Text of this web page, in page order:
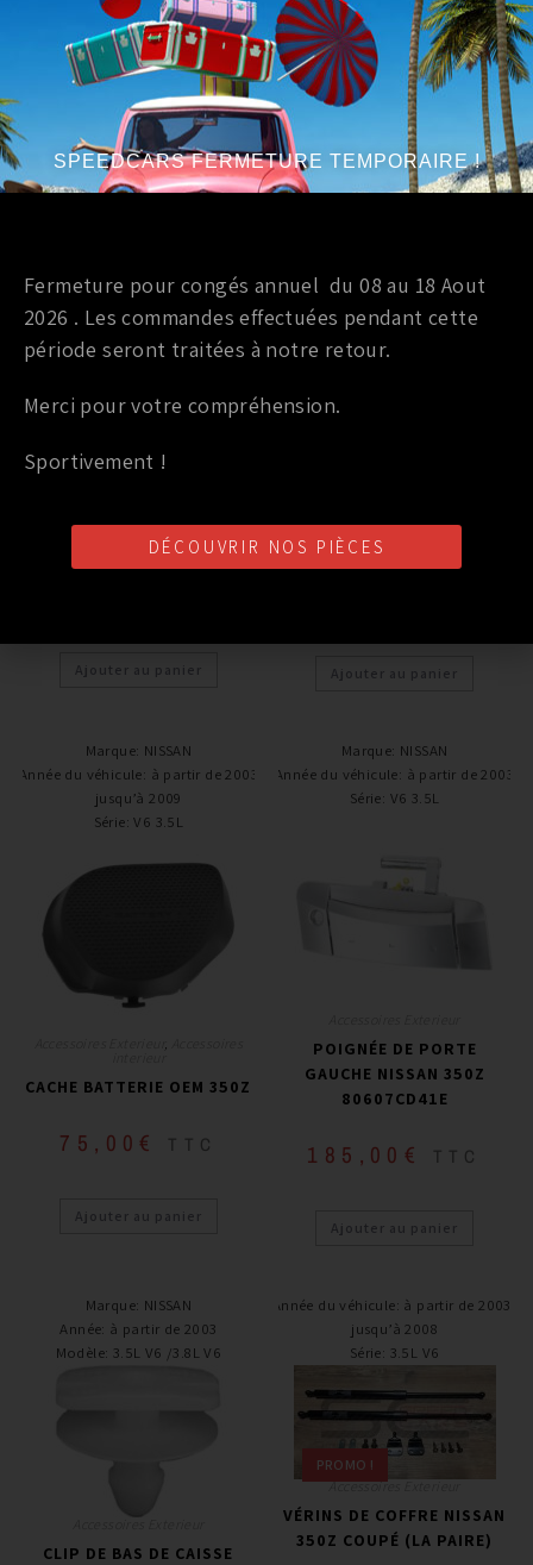
Compatible tous modèles
Année du véhicule:à partir de 2008
Série:R35
NISSAN GTR R35
Ajouter au panier
(160 CM)
Ajouter au panier
Marque: NISSAN
Année du véhicule: à partir de 2003
jusqu’à 2009
Série:V6 3.5L
CACHE BATTERIE OEM 350Z
75,00 € TTC
Ajouter au panier
Marque: NISSAN
Année du véhicule: à partir de 2003
Série: V6 3.5L
POIGNÉE DE PORTE
GAUCHE NISSAN 350Z
80607CD41E
185,00 € TTC
Ajouter au panier
Marque: NISSAN
Année: à partir de 2003
Modèle: 3.5L V6 /3.8L V6
CLIP DE BAS DE CAISSE
Année du véhicule: à partir de 2003,
jusqu’à 2008
Série: 3.5L V6
PROMO !
Accessoires Exterieur
VÉRINS DE COFFRE NISSAN
350Z COUPÉ (LA PAIRE)
SPEEDCARS FERMETURE TEMPORAIRE !
Fermeture pour congés annuel du 08 au 18 Aout
2026 . Les commandes effectuées pendant cette
période seront traitées à notre retour.
Merci pour votre compréhension.
Sportivement !
DÉCOUVRIR NOS PIÈCES